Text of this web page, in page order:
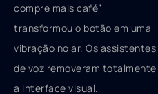
compre mais café”
transformou o botão em uma
vibração no ar. Os assistentes
de voz removeram totalmente
a interface visual.